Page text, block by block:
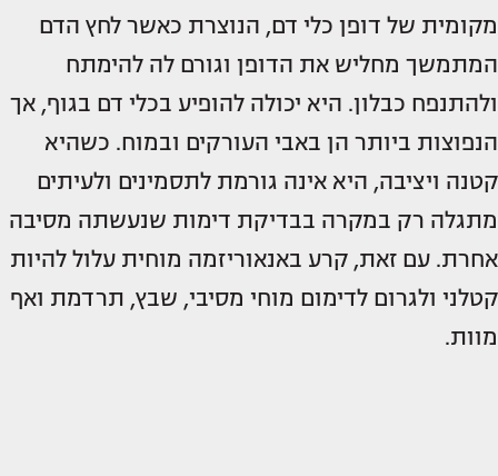
מקומית של דופן כלי דם, הנוצרת כאשר לחץ הדם
המתמשך מחליש את הדופן וגורם לה להימתח
ולהתנפח כבלון. היא יכולה להופיע בכלי דם בגוף, אך
הנפוצות ביותר הן באבי העורקים ובמוח. כשהיא
קטנה ויציבה, היא אינה גורמת לתסמינים ולעיתים
מתגלה רק במקרה בבדיקת דימות שנעשתה מסיבה
אחרת. עם זאת, קרע באנאוריזמה מוחית עלול להיות
קטלני ולגרום לדימום מוחי מסיבי, שבץ, תרדמת ואף
מוות.